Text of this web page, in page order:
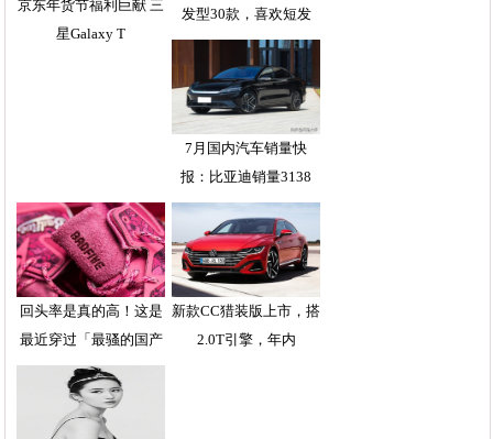
京东年货节福利巨献 三
星Galaxy T
发型30款，喜欢短发
7月国内汽车销量快
报：比亚迪销量3138
回头率是真的高！这是
最近穿过「最骚的国产
新款CC猎装版上市，搭
2.0T引擎，年内